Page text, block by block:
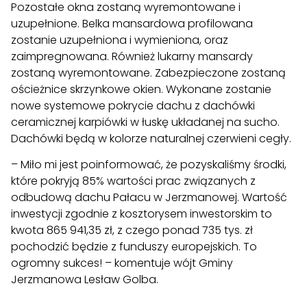
Pozostałe okna zostaną wyremontowane i
uzupełnione. Belka mansardowa profilowana
zostanie uzupełniona i wymieniona, oraz
zaimpregnowana. Również lukarny mansardy
zostaną wyremontowane. Zabezpieczone zostaną
ościeżnice skrzynkowe okien. Wykonane zostanie
nowe systemowe pokrycie dachu z dachówki
ceramicznej karpiówki w łuskę układanej na sucho.
Dachówki będą w kolorze naturalnej czerwieni cegły.
– Miło mi jest poinformować, że pozyskaliśmy środki,
które pokryją 85% wartości prac związanych z
odbudową dachu Pałacu w Jerzmanowej. Wartość
inwestycji zgodnie z kosztorysem inwestorskim to
kwota 865 941,35 zł, z czego ponad 735 tys. zł
pochodzić będzie z funduszy europejskich. To
ogromny sukces! – komentuje wójt Gminy
Jerzmanowa Lesław Golba.